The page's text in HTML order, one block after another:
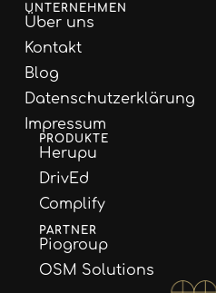
UNTERNEHMEN
Über uns
Kontakt
Blog
Datenschutzerklärung
Impressum
PRODUKTE
Herupu
DrivEd
Complify
PARTNER
Piogroup
OSM Solutions